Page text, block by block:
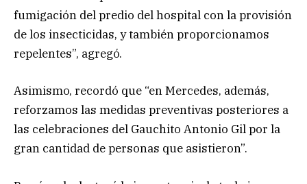
fumigación del predio del hospital con la provisión
de los insecticidas, y también proporcionamos
repelentes”, agregó.
Asimismo, recordó que “en Mercedes, además,
reforzamos las medidas preventivas posteriores a
las celebraciones del Gauchito Antonio Gil por la
gran cantidad de personas que asistieron”.